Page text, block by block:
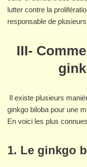
lutter contre la
responsable de
III-
Il existe plusieurs
ginkgo biloba pour une
En voici les plus
1. Le ginkgo